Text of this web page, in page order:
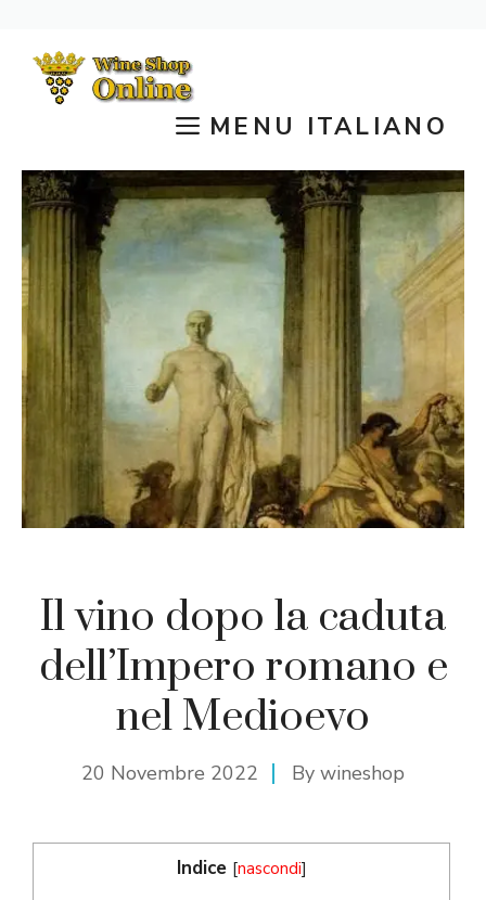
contenuto
MENU ITALIANO
Il vino dopo la caduta
dell’Impero romano e
nel Medioevo
20 Novembre 2022 By wineshop
Indice [nascondi]